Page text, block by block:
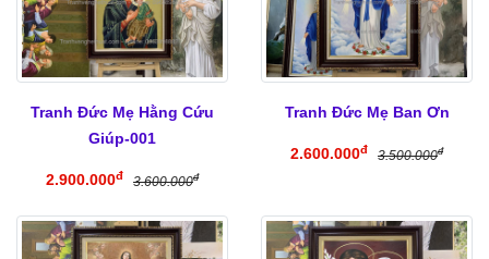
Tranh Đức Mẹ Hằng Cứu
Giúp-001
2.900.000đ 3.600.000đ
Tranh Đức Mẹ Ban Ơn
2.600.000đ 3.500.000đ